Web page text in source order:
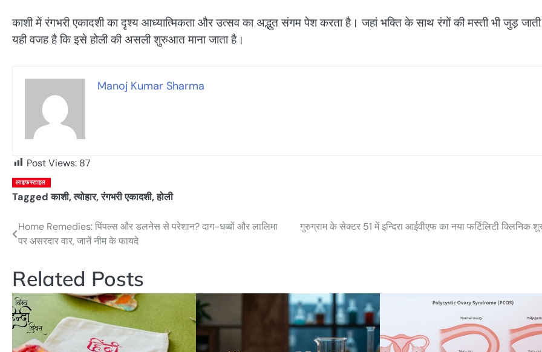
काशी में रंगभरी एकादशी का दृश्य आध्यात्मिकता और उत्सव का अद्भुत संगम पेश करता है। जहां भक्ति के साथ रंगों की मस्ती भी जुड़
यही वजह है कि इसे होली की असली शुरुआत माना जाता है।
Manoj Kumar Sharma
Post Views: 87
लाइफस्टाइल
Taggedकाशी,त्योहार,रंगभरी एकादशी,होली
Post
navigation
Home Remedies: पिंपल्स और डलनेस से परेशान? दाग-धब्बों और लालिमा
पर असरदार वार, जानें नीम के फायदे
गुरुग्राम के सेक्टर 51 में इन्दिरा आईवीएफ का नया फर्टिलिटी क्लिनिक
Related Posts